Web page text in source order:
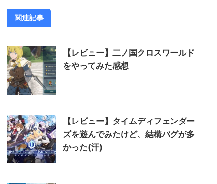
関連記事
【レビュー】二ノ国クロスワールド
をやってみた感想
【レビュー】タイムディフェンダー
ズを遊んでみたけど、結構バグが多
かった(汗)